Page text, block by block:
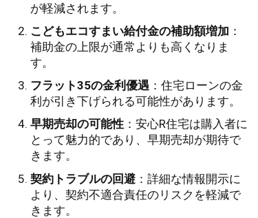
が軽減されます。
こどもエコすまい給付金の補助額増加 ：
補助金の上限が通常よりも高くなりま
す。
フラット35の金利優遇 ：住宅ローンの金
利が引き下げられる可能性があります。
早期売却の可能性 ：安心R住宅は購入者に
とって魅力的であり、早期売却が期待で
きます。
契約トラブルの回避 ：詳細な情報開示に
より、契約不適合責任のリスクを軽減で
きます。